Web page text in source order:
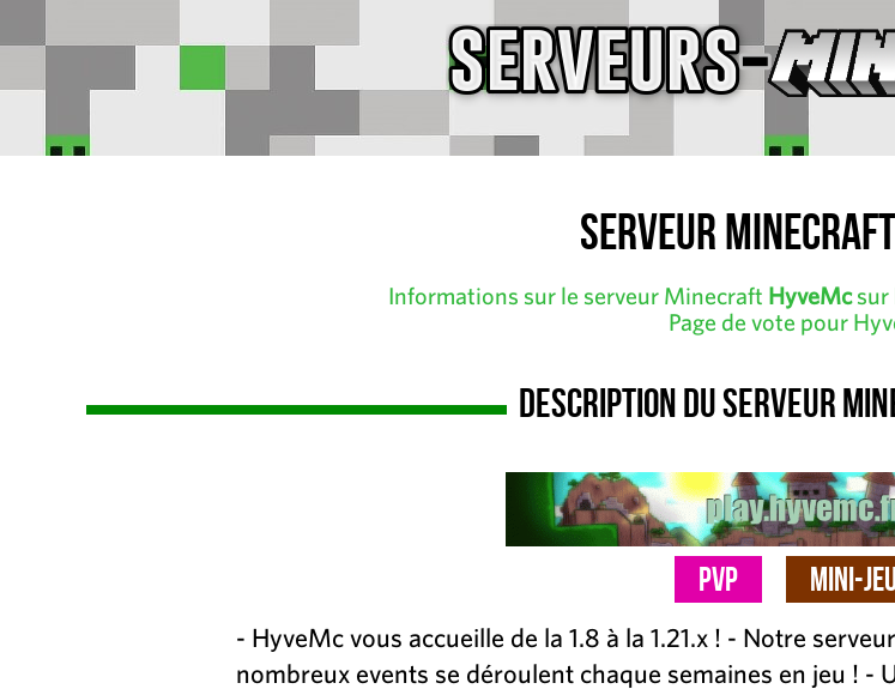
Serveur
Informations sur le serveur Minecraft HyveMcsur
Page de vote pour
Description du serveur
PvP Mini-
- HyveMc vous accueille de la 1.8 à la 1.21.x ! - Notre
nombreux events se déroulent chaque semaines en jeu ! -